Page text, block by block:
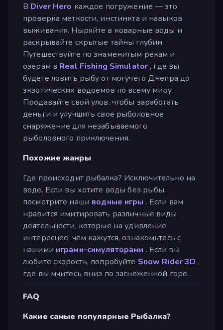
В Diver Hero каждое погружение — это
проверка меткости, инстинкта и навыков
выживания. Ныряйте в коварные воды и
раскрывайте скрытые тайны глубин.
Путешествуйте по знаменитым рекам и
озерам в Real Fishing Simulator , где вы
будете ловить рыбу от могучего Днепра до
экзотических водоемов по всему миру.
Продавайте свой улов, чтобы заработать
деньги и улучшить свое рыболовное
снаряжение для незабываемого
рыболовного приключения.
Похожие жанры
Где происходит рыбалка? Исключительно на
воде. Если вы хотите воды без рыбы,
посмотрите наши водные игры . Если вам
нравится имитировать различные виды
деятельности, которые на удивление
интереснее, чем кажутся, ознакомьтесь с
нашими играми-симуляторами . Если вы
любите скорость, попробуйте Snow Rider 3D ,
где вы мчитесь вниз по заснеженной горе.
FAQ
Какие самые популярные Рыбалка?